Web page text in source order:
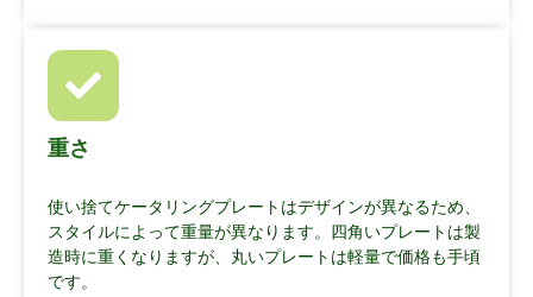
重さ
使い捨てケータリングプレートはデザインが異なるため、
スタイルによって重量が異なります。四角いプレートは製
造時に重くなりますが、丸いプレートは軽量で価格も手頃
です。